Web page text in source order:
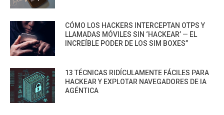
CÓMO LOS HACKERS INTERCEPTAN OTPS Y
LLAMADAS MÓVILES SIN ‘HACKEAR’ — EL
INCREÍBLE PODER DE LOS SIM BOXES”
13 TÉCNICAS RIDÍCULAMENTE FÁCILES PARA
HACKEAR Y EXPLOTAR NAVEGADORES DE IA
AGÉNTICA